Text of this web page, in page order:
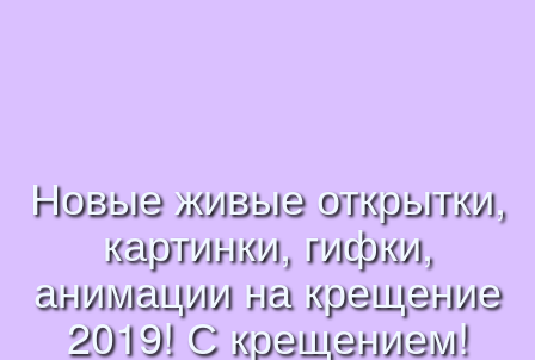
Новые живые открытки,
картинки, гифки,
анимации на крещение
2019! С крещением!